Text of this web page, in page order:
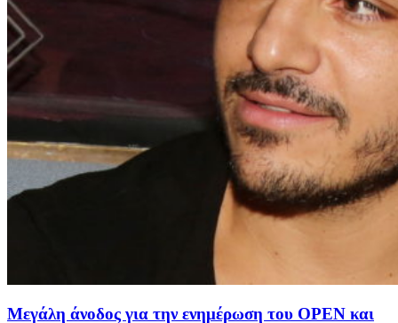
Μεγάλη άνοδος για την ενημέρωση του OPEN και